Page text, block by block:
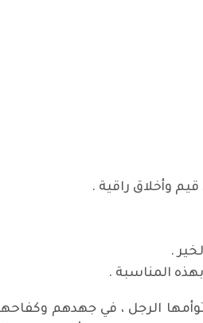
وأخلاق راقية .
.
المناسبة .
وتوأمها الرجل ، في جهدهم